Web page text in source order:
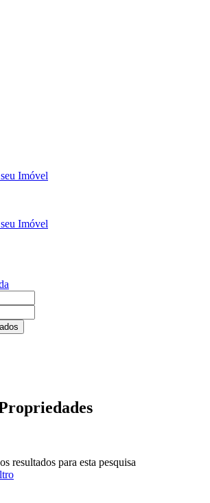
Imóvel
Imóvel
resultados para esta pesquisa